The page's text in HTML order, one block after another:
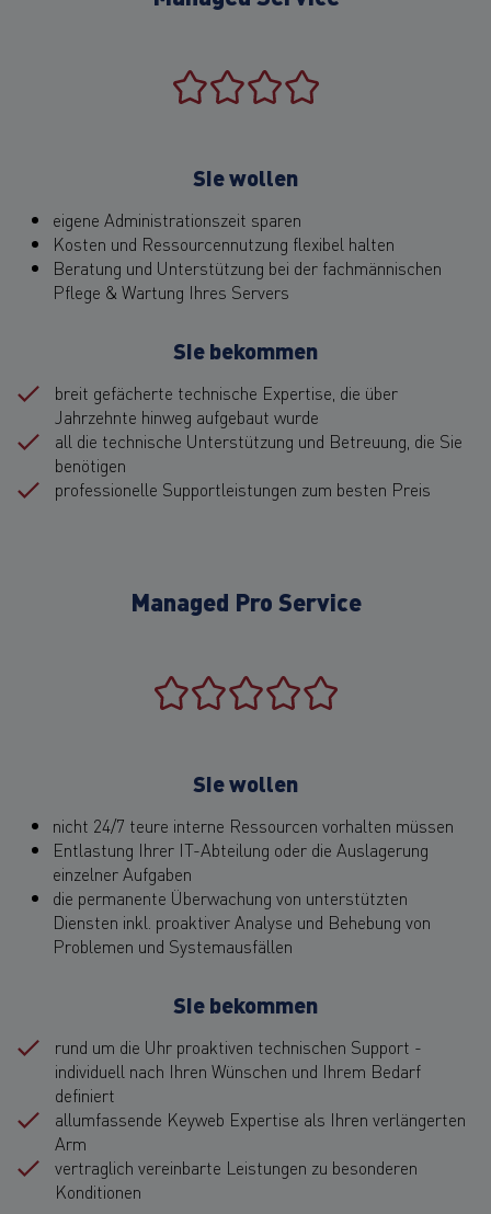
Sie wollen
eigene Administrationszeit sparen
Kosten und Ressourcennutzung flexibel halten
Beratung und Unterstützung bei der fachmännischen
Pflege & Wartung Ihres Servers
Sie bekommen
breit gefächerte technische Expertise, die über
Jahrzehnte hinweg aufgebaut wurde
all die technische Unterstützung und Betreuung, die Sie
benötigen
professionelle Supportleistungen zum besten Preis
Managed Pro Service
Sie wollen
nicht 24/7 teure interne Ressourcen vorhalten müssen
Entlastung Ihrer IT-Abteilung oder die Auslagerung
einzelner Aufgaben
die permanente Überwachung von unterstützten
Diensten inkl. proaktiver Analyse und Behebung von
Problemen und Systemausfällen
Sie bekommen
rund um die Uhr proaktiven technischen Support -
individuell nach Ihren Wünschen und Ihrem Bedarf
definiert
allumfassende Keyweb Expertise als Ihren verlängerten
Arm
vertraglich vereinbarte Leistungen zu besonderen
Konditionen